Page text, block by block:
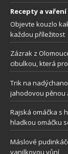
Recepty a vaření
Objevte kouzlo
každou příležitost
Zázrak z
cibulkou, která
Trik na
jahodovou pěnou
Rajská omáčka s
hladkou omáčku
Máslové
vanilkovou vůní